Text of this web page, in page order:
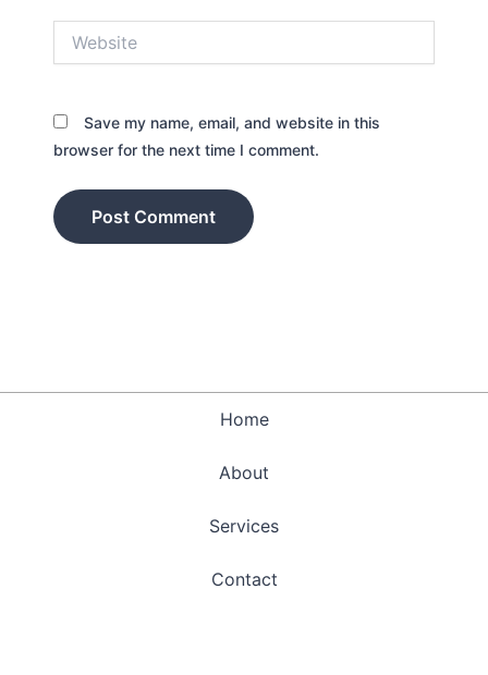
Save my name, email, and website in this
browser for the next time I comment.
Home
About
Services
Contact